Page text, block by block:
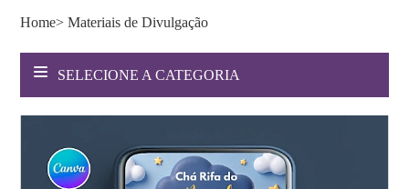
Templates Editáveis Canva
Websites
Home> Materiais de Divulgação
SELECIONE A CATEGORIA